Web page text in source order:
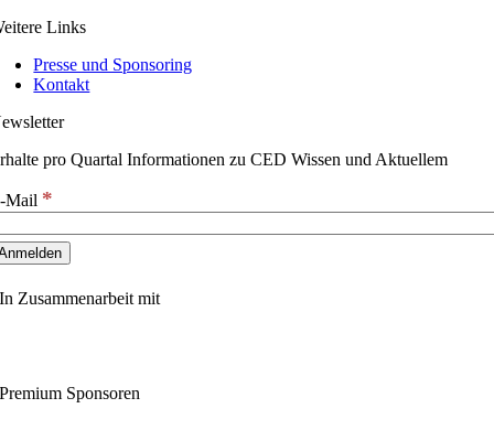
Links
Presse und Sponsoring
Kontakt
pro Quartal Informationen zu CED Wissen und Aktuellem
Mail *
In Zusammenarbeit mit
Premium Sponsoren